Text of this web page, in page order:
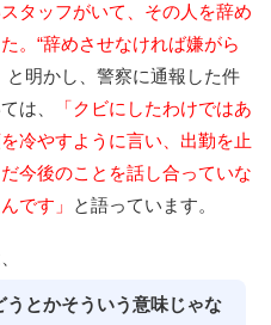
スタッフがいて、その人を辞め
。“辞めさせなければ嫌がら
と明かし、警察に通報した件
は、
「クビにしたわけではあ
冷やすように言い、出勤を止
今後のことを話し合っていな
です」
と語っています。
とかそういう意味じゃな